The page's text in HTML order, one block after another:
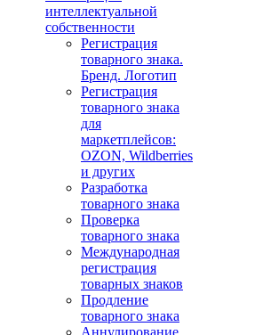
интеллектуальной
собственности
Регистрация
товарного знака.
Бренд. Логотип
Регистрация
товарного знака
для
маркетплейсов:
OZON, Wildberries
и других
Разработка
товарного знака
Проверка
товарного знака
Международная
регистрация
товарных знаков
Продление
товарного знака
Аннулирование